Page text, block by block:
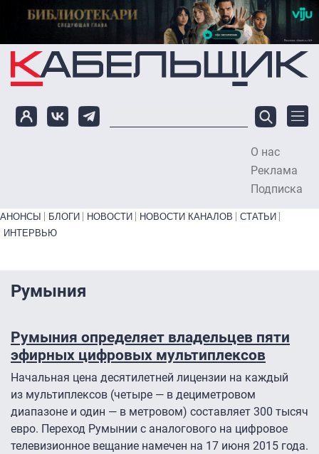
Перейти к основному содержанию
О нас
Реклама
Подписка
Primary links bottom
АНОНСЫ БЛОГИ НОВОСТИ НОВОСТИ КАНАЛОВ
СТАТЬИ
ИНТЕРВЬЮ
Румыния
Румыния определяет владельцев пяти
эфирных цифровых мультиплексов
Начальная цена десятилетней лицензии на каждый
из мультиплексов (четыре — в дециметровом
диапазоне и один — в метровом) составляет 300 тысяч
евро. Переход Румынии с аналогового на цифровое
телевизионное вещание намечен на 17 июня 2015 года.